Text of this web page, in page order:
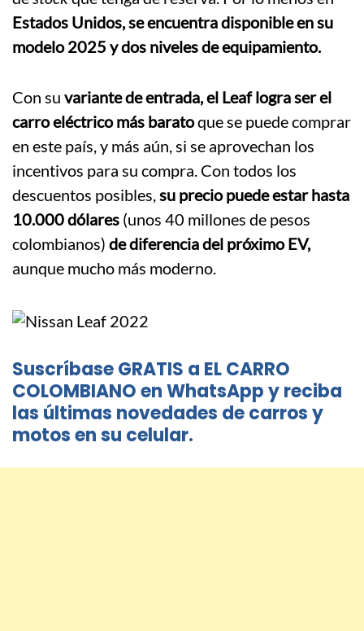
Estados Unidos, se encuentra disponible en su
modelo 2025 y dos niveles de equipamiento.
Con su variante de entrada, el Leaf logra ser el
carro eléctrico más baratoque se puede comprar
en este país, y más aún, si se aprovechan los
incentivos para su compra. Con todos los
descuentos posibles,su precio puede estar hasta
10.000 dólares (unos 40 millones de pesos
colombianos) de diferencia del próximo EV,
aunque mucho más moderno.
Suscríbase GRATIS a EL CARRO
COLOMBIANO en WhatsApp y reciba
las últimas novedades de carros y
motos en su celular.